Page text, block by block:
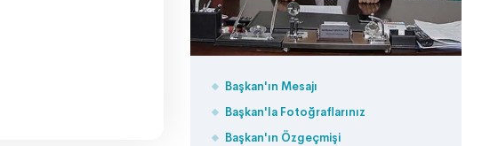
Başkan'ın Mesajı
Başkan'la Fotoğraflarınız
Başkan'ın Özgeçmişi